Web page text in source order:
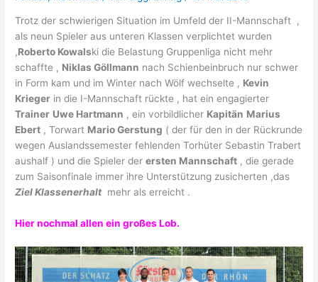
Trotz der schwierigen Situation im Umfeld der II-Mannschaft ,
als neun Spieler aus unteren Klassen verplichtet wurden
,Roberto Kowalski die Belastung Gruppenliga nicht mehr
schaffte , Niklas Göllmann nach Schienbeinbruch nur schwer
in Form kam und im Winter nach Wölf wechselte , Kevin
Krieger in die I-Mannschaft rückte , hat ein engagierter
Trainer Uwe Hartmann , ein vorbildlicher Kapitän Marius
Ebert , Torwart Mario Gerstung ( der für den in der Rückrunde
wegen Auslandssemester fehlenden Torhüter Sebastin Trabert
aushalf ) und die Spieler derersten Mannschaft , die gerade
zum Saisonfinale immer ihre Unterstützung zusicherten ,das
Ziel Klassenerhaltmehr als erreicht .
Hier nochmal allen ein großes Lob.